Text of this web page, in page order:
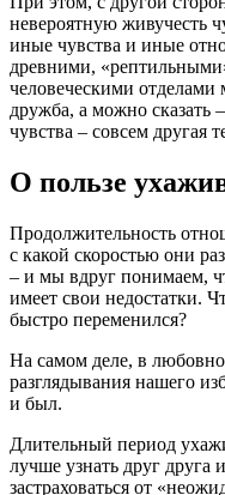
невероятную живучесть
иные чувства и иные
древними,
человеческими отделами
дружба, а можно сказать
чувства – совсем другая
О пользе
Продолжительность
с какой скоростью они
– и мы вдруг понимаем,
имеет свои недостатки.
быстро переменился?
На самом деле, в
разглядывания нашего
и был.
Длительный период
лучше узнать друг друга
застраховаться от